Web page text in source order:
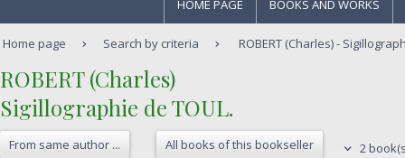
HOME PAGE BOOKS AND WORKS
Home page Search by criteria ROBERT (Charles) -
‎ROBERT (Charles)‎
‎Sigillographie de TOUL.‎
From same author ... All books of this bookseller 2